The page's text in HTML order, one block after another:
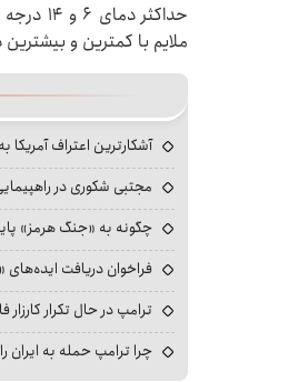
ملایم با کمترین و بیشترین دمای ۶ و ۱۶ درجه سانتیگراد
آشکارترین اعتراف آمریکا
مجتبی شکوری در
چگونه به «جنگ هرمز»
فراخوان دریافت ایده‌های
ترامپ در حال تکرار
چرا ترامپ حمله به ایران